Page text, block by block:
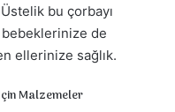
bu çorbayı
bebeklerinize de
ellerinize sağlık.
Malzemeler